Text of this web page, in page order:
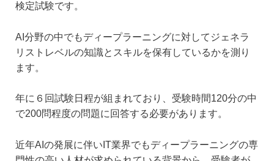
検定試験です。
AI分野の中でもディープラーニングに対してジェネラ
リストレベルの知識とスキルを保有しているかを測り
ます。
年に６回試験日程が組まれており、受験時間120分の中
で200問程度の問題に回答する必要があります。
近年AIの発展に伴いIT業界でもディープラーニングの専